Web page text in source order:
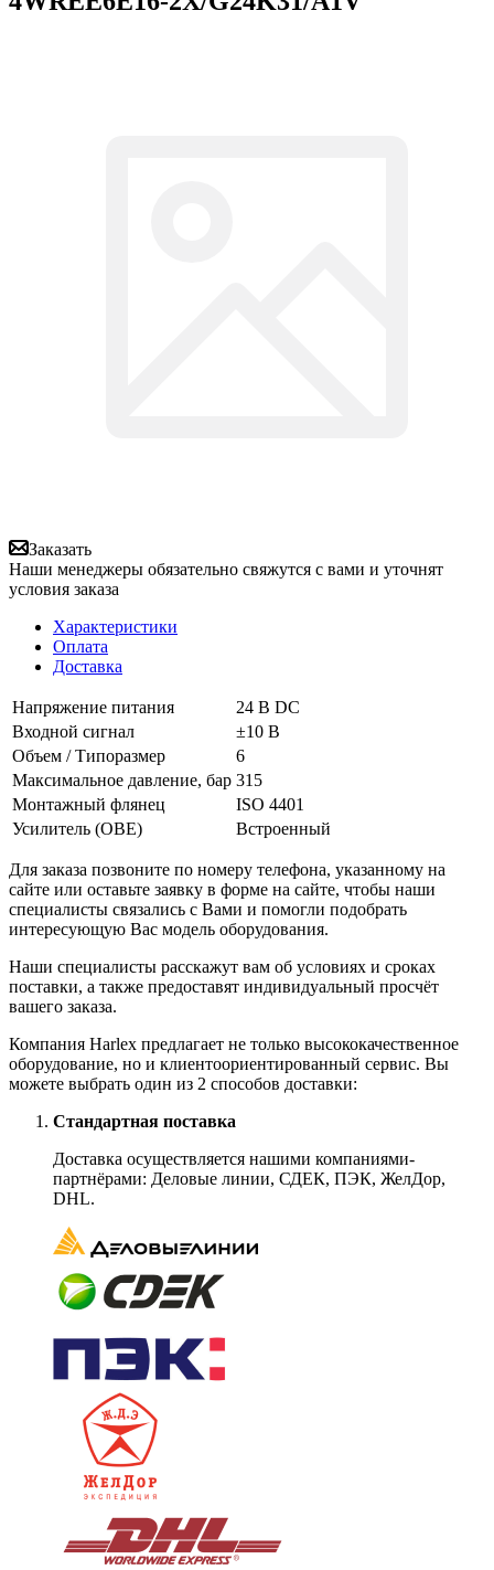
Заказать
Наши менеджеры обязательно свяжутся с вами и уточнят
условия заказа
Характеристики
Оплата
Доставка
Напряжение питания
24 В DC
Входной сигнал
±10 В
Объем / Типоразмер
6
Максимальное давление, бар 315
Монтажный флянец
ISO 4401
Усилитель (OBE)
Встроенный
Для заказа позвоните по номеру телефона, указанному на
сайте или оставьте заявку в форме на сайте, чтобы наши
специалисты связались с Вами и помогли подобрать
интересующую Вас модель оборудования.
Наши специалисты расскажут вам об условиях и сроках
поставки, а также предоставят индивидуальный просчёт
вашего заказа.
Компания Harlex предлагает не только высококачественное
оборудование, но и клиентоориентированный сервис. Вы
можете выбрать один из 2 способов доставки:
Стандартная поставка
Доставка осуществляется нашими компаниями-
партнёрами: Деловые линии, СДЕК, ПЭК, ЖелДор,
DHL.